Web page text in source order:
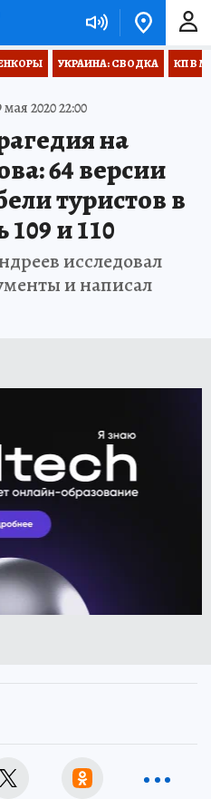
УКРАИНА: СВОДКА КП В
мая 2020 22:00
на
64 версии
туристов в
109 и 110
исследовал
и написал